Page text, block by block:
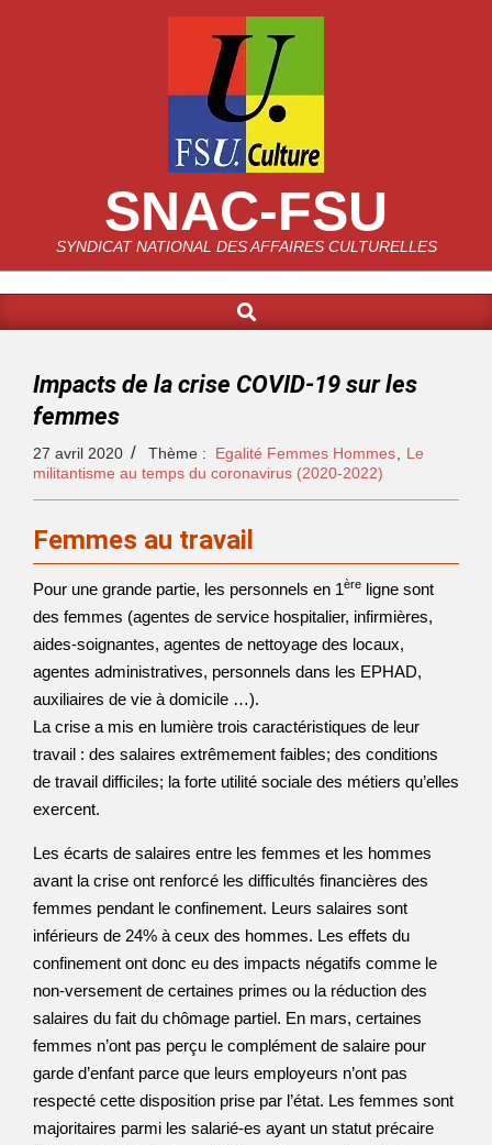
SNAC-FSU
SYNDICAT NATIONAL DES AFFAIRES CULTURELLES
Impacts de la crise COVID-19 sur les
femmes
27 avril 2020 Thème : Egalité Femmes Hommes
Le
militantisme au temps du coronavirus (2020-2022)
Femmes au travail
Pour une grande partie, les personnels en 1ère ligne sont
des femmes (agentes de service hospitalier, infirmières,
aides-soignantes, agentes de nettoyage des locaux,
agentes administratives, personnels dans les EPHAD,
auxiliaires de vie à domicile …).
La crise a mis en lumière trois caractéristiques de leur
travail : des salaires extrêmement faibles; des conditions
de travail difficiles; la forte utilité sociale des métiers qu’elles
exercent.
Les écarts de salaires entre les femmes et les hommes
avant la crise ont renforcé les difficultés financières des
femmes pendant le confinement. Leurs salaires sont
inférieurs de 24% à ceux des hommes. Les effets du
confinement ont donc eu des impacts négatifs comme le
non-versement de certaines primes ou la réduction des
salaires du fait du chômage partiel. En mars, certaines
femmes n’ont pas perçu le complément de salaire pour
garde d’enfant parce que leurs employeurs n’ont pas
respecté cette disposition prise par l’état. Les femmes sont
majoritaires parmi les salarié-es ayant un statut précaire